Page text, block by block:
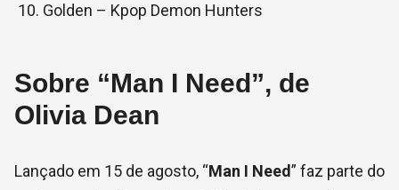
Golden – Kpop Demon Hunters
Sobre “Man I Need”, de
Olivia Dean
Lançado em 15 de agosto, “Man I Need” faz parte do